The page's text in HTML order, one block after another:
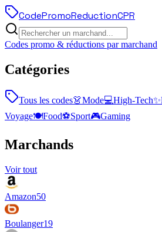
CodePromoReductionCPR
Codes promo & réductions par marchand
Catégories
Tous les codes👗Mode💻High-Tech✨
Voyage🍽️Food⚽Sport🎮Gaming
Marchands
Voir tout
Amazon50
Boulanger19